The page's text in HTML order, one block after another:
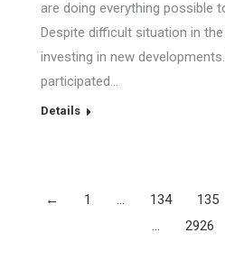
are doing everything possible
Despite difficult situation in
investing in new
participated…
Details
← 1 … 134 135
…
2926